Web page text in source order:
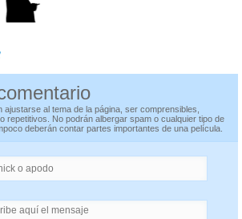
ajustarse al tema de la página, ser comprensibles,
repetitivos. No podrán albergar spam o cualquier tipo de
deberán contar partes importantes de una película.